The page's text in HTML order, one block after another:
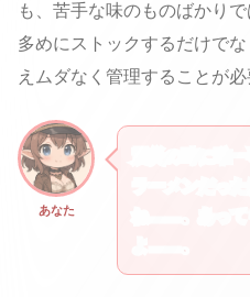
も、苦手な味のものばかり
多めにストックするだけで
えムダなく管理することが必
あなた